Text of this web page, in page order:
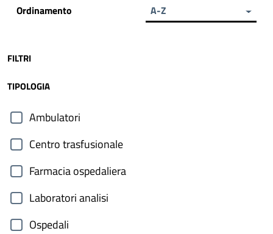
Ordinamento A-Z
FILTRI
TIPOLOGIA
Ambulatori
Centro trasfusionale
Farmacia ospedaliera
Laboratori analisi
Ospedali